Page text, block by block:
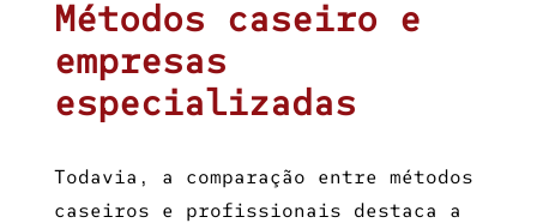
Métodos caseiro e
empresas
especializadas
Todavia, a comparação entre métodos
caseiros e profissionais destaca a